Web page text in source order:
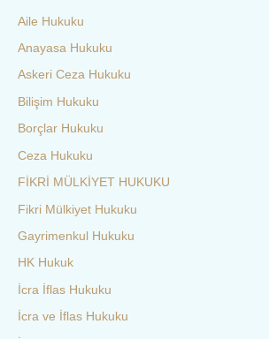
Aile Hukuku
Anayasa Hukuku
Askeri Ceza Hukuku
Bilişim Hukuku
Borçlar Hukuku
Ceza Hukuku
FİKRİ MÜLKİYET HUKUKU
Fikri Mülkiyet Hukuku
Gayrimenkul Hukuku
HK Hukuk
İcra İflas Hukuku
İcra ve İflas Hukuku